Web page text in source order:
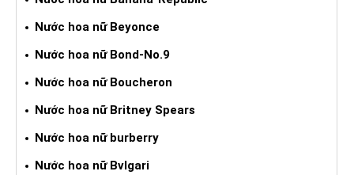
Nước hoa nữ Beyonce
Nước hoa nữ Bond-No.9
Nước hoa nữ Boucheron
Nước hoa nữ Britney Spears
Nước hoa nữ burberry
Nước hoa nữ Bvlgari